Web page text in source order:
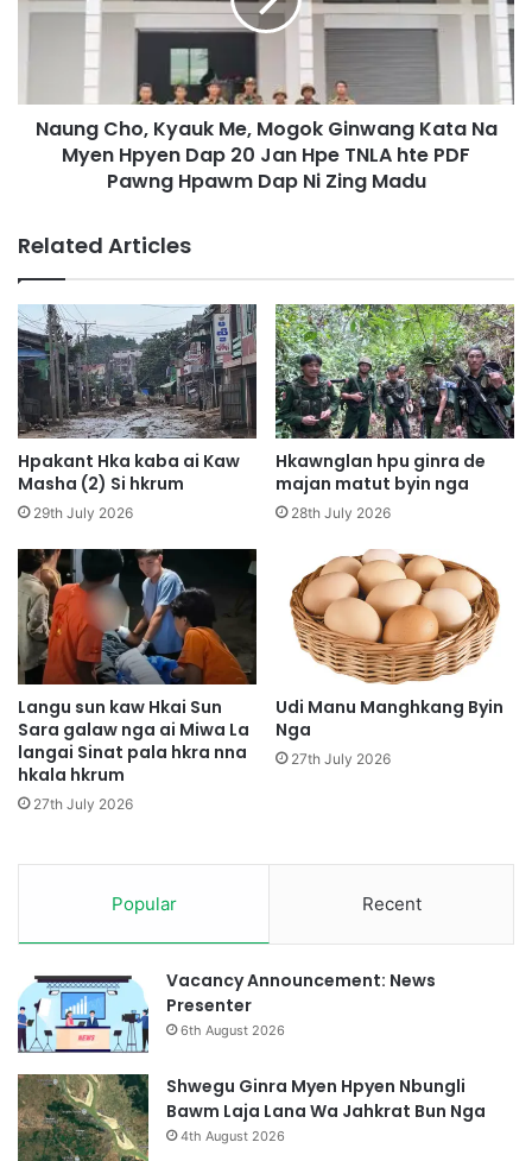
k
r
e
K
a
b
n
h
p
e
B
a
l
a
w
n
g
T
N
P
F
p
a
w
n
g
h
,
M
e
,
M
o
g
o
k
G
i
n
a
n
K
a
t
a
N
a
M
y
e
D
a
p
2
0
J
a
Naung Cho, Kyauk Me, Mogok Ginwang Kata Na
Myen Hpyen Dap 20 Jan Hpe TNLA hte PDF
Pawng Hpawm Dap Ni Zing Madu
Related Articles
Hpakant Hka kaba ai Kaw
Masha (2) Si hkrum
29th July 2026
Hkawnglan hpu ginra de
majan matut byin nga
28th July 2026
Langu sun kaw Hkai Sun
Sara galaw nga ai Miwa La
langai Sinat pala hkra nna
hkala hkrum
27th July 2026
Udi Manu Manghkang Byin
Nga
27th July 2026
Popular Recent
Vacancy Announcement: News
Presenter
6th August 2026
Shwegu Ginra Myen Hpyen Nbungli
Bawm Laja Lana Wa Jahkrat Bun Nga
4th August 2026